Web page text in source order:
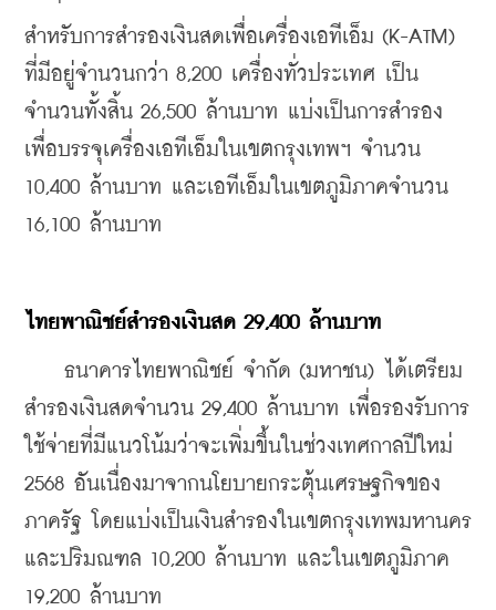
สำหรับการสำรองเงินสดเพื่อเครื่องเอทีเอ็ม (K-ATM)
ที่มีอยู่จำนวนกว่า 8,200 เครื่องทั่วประเทศ เป็น
จำนวนทั้งสิ้น 26,500 ล้านบาท แบ่งเป็นการสำรอง
เพื่อบรรจุเครื่องเอทีเอ็มในเขตกรุงเทพฯ จำนวน
10,400 ล้านบาท และเอทีเอ็มในเขตภูมิภาคจำนวน
16,100 ล้านบาท
ไทยพาณิชย์สำรองเงินสด 29,400 ล้านบาท
ธนาคารไทยพาณิชย์ จำกัด (มหาชน) ได้เตรียม
สำรองเงินสดจำนวน 29,400 ล้านบาท เพื่อรองรับการ
ใช้จ่ายที่มีแนวโน้มว่าจะเพิ่มขึ้นในช่วงเทศกาลปีใหม่
2568 อันเนื่องมาจากนโยบายกระตุ้นเศรษฐกิจของ
ภาครัฐ โดยแบ่งเป็นเงินสำรองในเขตกรุงเทพมหานคร
และปริมณฑล 10,200 ล้านบาท และในเขตภูมิภาค
19,200 ล้านบาท